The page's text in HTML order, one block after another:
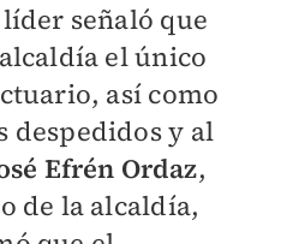
señaló que
el único
así como
despedidos y al
Efrén Ordaz,
de la alcaldía,